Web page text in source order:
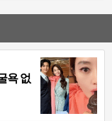
욕 없